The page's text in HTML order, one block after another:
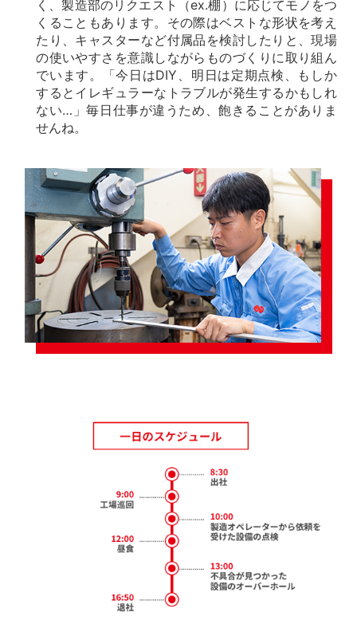
く、製造部のリクエスト（ex.棚）に応じてモノをつ
くることもあります。その際はベストな形状を考え
たり、キャスターなど付属品を検討したりと、現場
の使いやすさを意識しながらものづくりに取り組ん
でいます。「今日はDIY、明日は定期点検、もしか
するとイレギュラーなトラブルが発生するかもしれ
ない…」毎日仕事が違うため、飽きることがありま
せんね。